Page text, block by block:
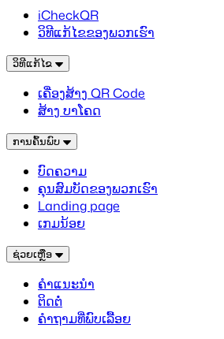
iCheckQR
ວິທີແກ້ໄຂຂອງພວກເຮົາ
ວິທີແກ້ໄຂ
ເຄື່ອງສ້າງ QR Code
ສ້າງ ບາໂຄດ
ການຄົ້ນພົບ
ບົດຄວາມ
ຄຸນສົມບັດຂອງພວກເຮົາ
Landing page
ເກມນ້ອຍ
ຊ່ວຍເຫຼືອ
ຄຳແນະນຳ
ຕິດຕໍ່
ຄຳຖາມທີ່ພົບເລື້ອຍ